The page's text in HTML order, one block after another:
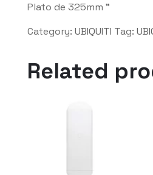
Plato de 325mm ”
Category: UBIQUITI Tag:
Related